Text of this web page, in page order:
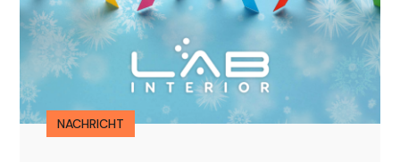
NACHRICHT